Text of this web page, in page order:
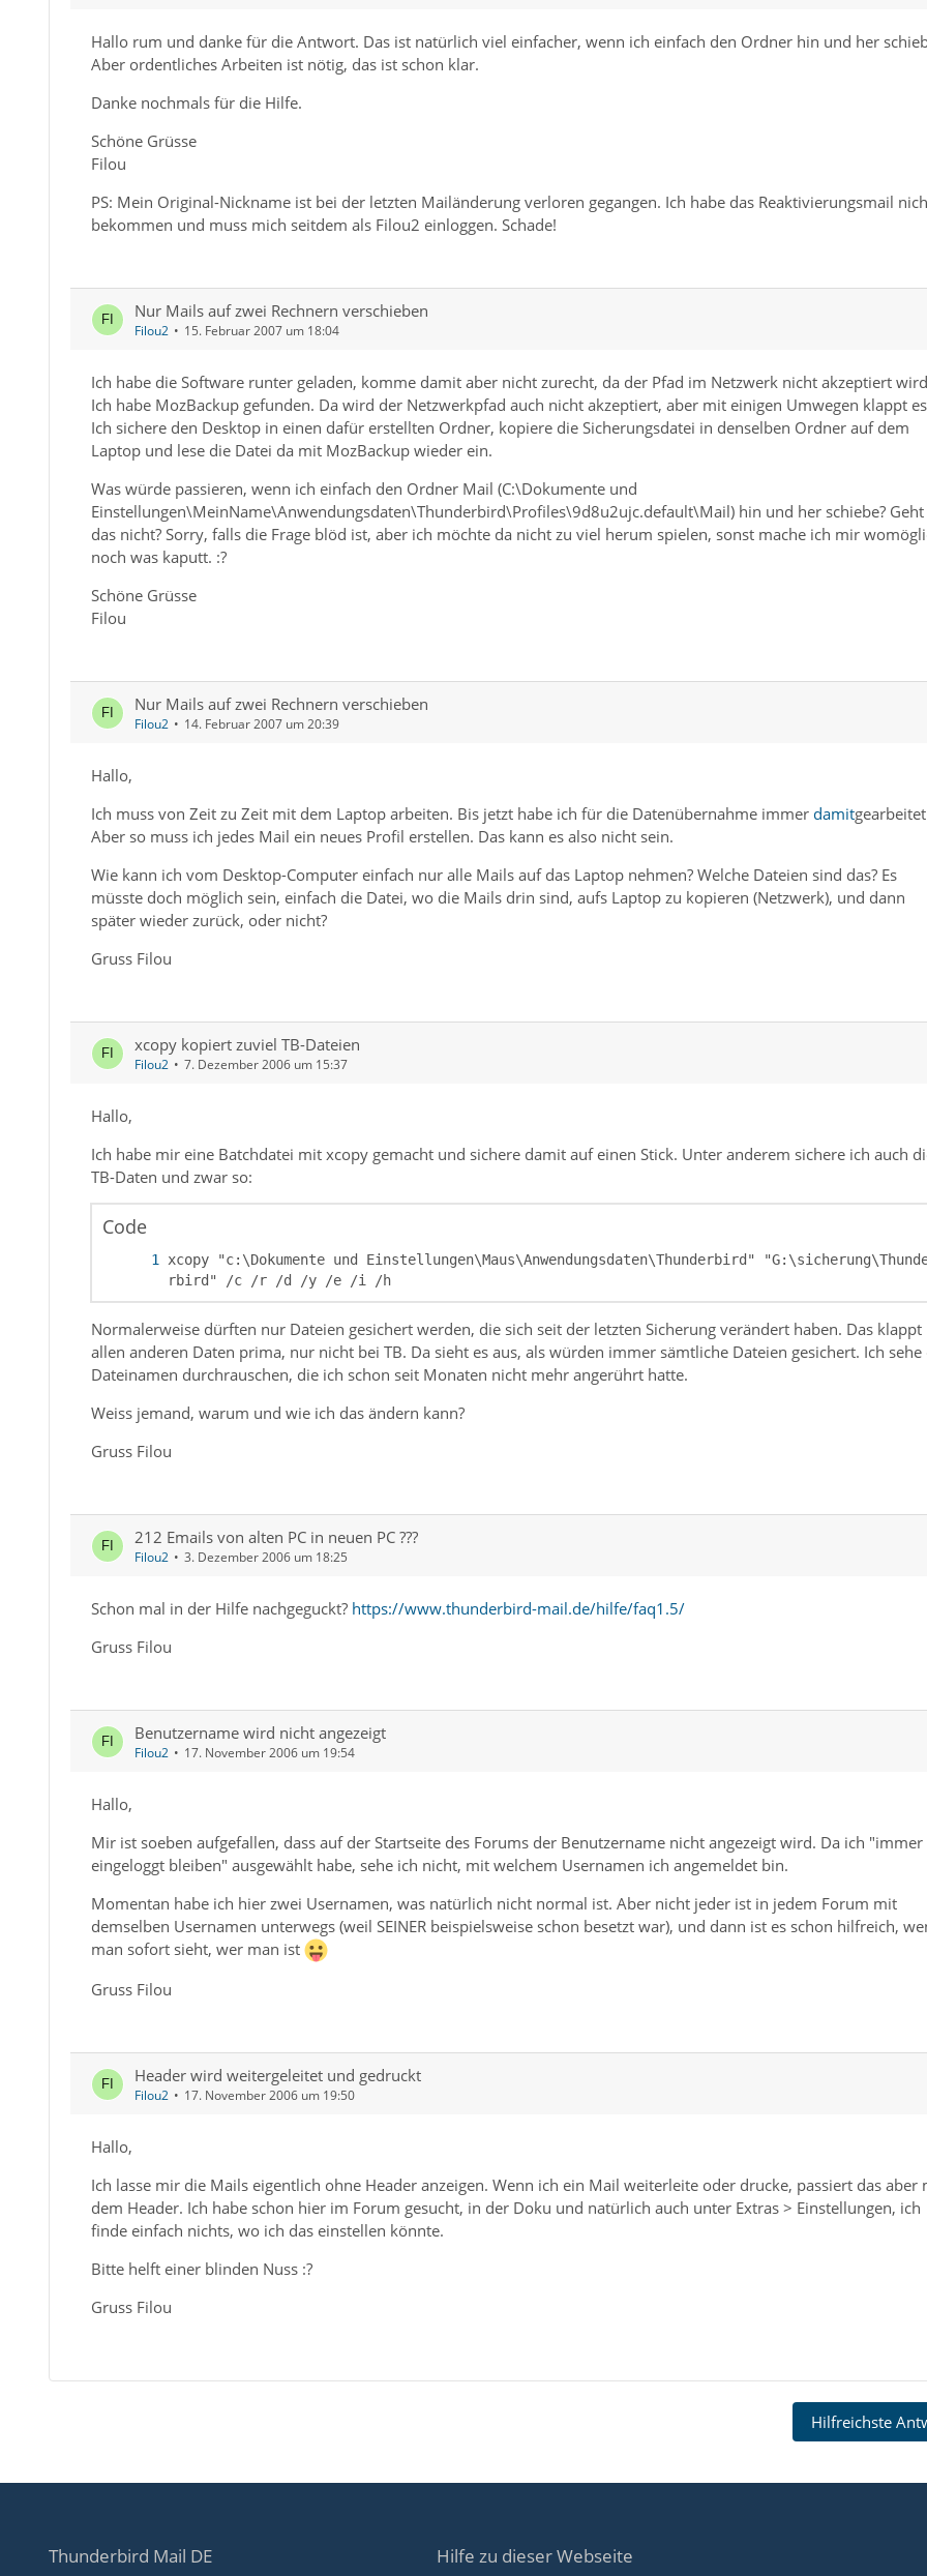
Hallo rum und danke für die Antwort. Das ist natürlich viel einfacher, wenn ich einfach den Ordner hin und her
Aber ordentliches Arbeiten ist nötig, das ist schon klar.
Danke nochmals für die Hilfe.
Schöne Grüsse
Filou
PS: Mein Original-Nickname ist bei der letzten Mailänderung verloren gegangen. Ich habe das Reaktivierungsmail
bekommen und muss mich seitdem als Filou2 einloggen. Schade!
Nur Mails auf zwei Rechnern verschieben
Filou2 15. Februar 2007 um 18:04
Ich habe die Software runter geladen, komme damit aber nicht zurecht, da der Pfad im Netzwerk nicht akzeptiert
Ich habe MozBackup gefunden. Da wird der Netzwerkpfad auch nicht akzeptiert, aber mit einigen Umwegen klappt
Ich sichere den Desktop in einen dafür erstellten Ordner, kopiere die Sicherungsdatei in denselben Ordner auf dem
Laptop und lese die Datei da mit MozBackup wieder ein.
Was würde passieren, wenn ich einfach den Ordner Mail (C:\Dokumente und
Einstellungen\MeinName\Anwendungsdaten\Thunderbird\Profiles\9d8u2ujc.default\Mail) hin und her schiebe? Geht
das nicht? Sorry, falls die Frage blöd ist, aber ich möchte da nicht zu viel herum spielen, sonst mache ich mir
noch was kaputt. :?
Schöne Grüsse
Filou
Nur Mails auf zwei Rechnern verschieben
Filou2 14. Februar 2007 um 20:39
Hallo,
Ich muss von Zeit zu Zeit mit dem Laptop arbeiten. Bis jetzt habe ich für die Datenübernahme immer damit
Aber so muss ich jedes Mail ein neues Profil erstellen. Das kann es also nicht sein.
Wie kann ich vom Desktop-Computer einfach nur alle Mails auf das Laptop nehmen? Welche Dateien sind das? Es
müsste doch möglich sein, einfach die Datei, wo die Mails drin sind, aufs Laptop zu kopieren (Netzwerk), und dann
später wieder zurück, oder nicht?
Gruss Filou
xcopy kopiert zuviel TB-Dateien
Filou2 7. Dezember 2006 um 15:37
Hallo,
Ich habe mir eine Batchdatei mit xcopy gemacht und sichere damit auf einen Stick. Unter anderem sichere ich auch
TB-Daten und zwar so:
Code
xcopy "c:\Dokumente und Einstellungen\Maus\Anwendungsdaten\Thunderbird"
rbird" /c /r /d /y /e /i /h
Normalerweise dürften nur Dateien gesichert werden, die sich seit der letzten Sicherung verändert haben. Das klappt
allen anderen Daten prima, nur nicht bei TB. Da sieht es aus, als würden immer sämtliche Dateien gesichert. Ich sehe
Dateinamen durchrauschen, die ich schon seit Monaten nicht mehr angerührt hatte.
Weiss jemand, warum und wie ich das ändern kann?
Gruss Filou
212 Emails von alten PC in neuen PC ???
Filou2 3. Dezember 2006 um 18:25
Schon mal in der Hilfe nachgeguckt? https://www.thunderbird-mail.de/hilfe/faq1.5/
Gruss Filou
Benutzername wird nicht angezeigt
Filou2 17. November 2006 um 19:54
Hallo,
Mir ist soeben aufgefallen, dass auf der Startseite des Forums der Benutzername nicht angezeigt wird. Da ich "immer
eingeloggt bleiben" ausgewählt habe, sehe ich nicht, mit welchem Usernamen ich angemeldet bin.
Momentan habe ich hier zwei Usernamen, was natürlich nicht normal ist. Aber nicht jeder ist in jedem Forum mit
demselben Usernamen unterwegs (weil SEINER beispielsweise schon besetzt war), und dann ist es schon hilfreich,
man sofort sieht, wer man ist
Gruss Filou
Header wird weitergeleitet und gedruckt
Filou2 17. November 2006 um 19:50
Hallo,
Ich lasse mir die Mails eigentlich ohne Header anzeigen. Wenn ich ein Mail weiterleite oder drucke, passiert das aber
dem Header. Ich habe schon hier im Forum gesucht, in der Doku und natürlich auch unter Extras > Einstellungen, ich
finde einfach nichts, wo ich das einstellen könnte.
Bitte helft einer blinden Nuss :?
Gruss Filou
Hilfreichste
Thunderbird Mail DE Hilfe zu dieser Webseite